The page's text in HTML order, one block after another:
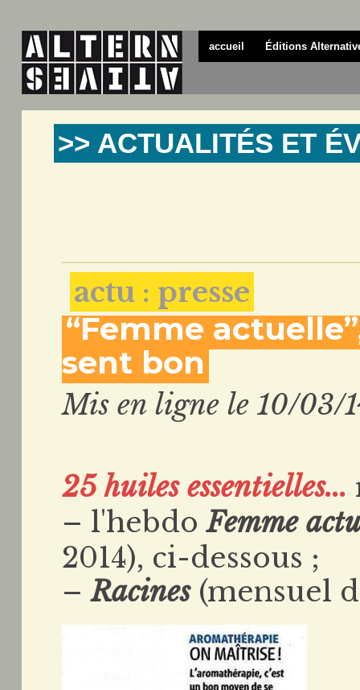
accueil Éditions
>> ACTUALITÉS ET
actu : presse
“Femme
sent bon
Mis en ligne le 10/03/
25 huiles essentielles...
– l'hebdoFemme
2014), ci-dessous ;
–Racines(mensuel